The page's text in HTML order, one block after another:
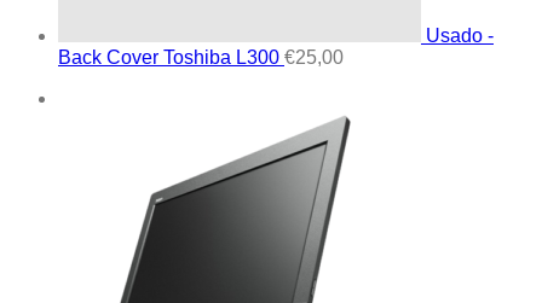
Usado -
Back Cover Toshiba L300 €25,00